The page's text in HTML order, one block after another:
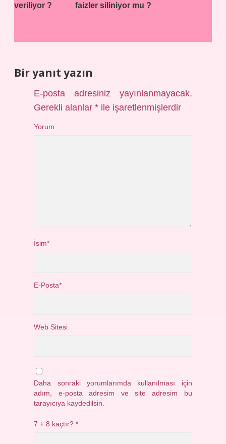
veriliyor ? faizler siliniyor mu ?
Bir yanıt yazın
E-posta adresiniz yayınlanmayacak.
Gerekli alanlar* ile işaretlenmişlerdir
Yorum
İsim*
E-Posta*
Web Sitesi
Daha sonraki yorumlarımda kullanılması için
adım, e-posta adresim ve site adresim bu
tarayıcıya kaydedilsin.
7 + 8 kaçtır?*